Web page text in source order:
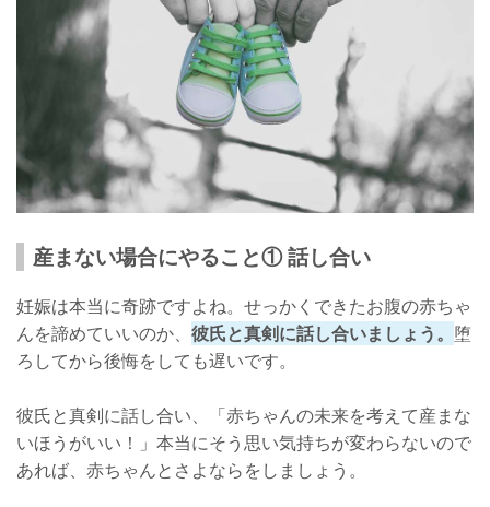
産まない場合にやること① 話し合い
妊娠は本当に奇跡ですよね。せっかくできたお腹の赤ちゃ
んを諦めていいのか、 彼氏と真剣に話し合いましょう。 堕
ろしてから後悔をしても遅いです。
彼氏と真剣に話し合い、「赤ちゃんの未来を考えて産まな
いほうがいい！」本当にそう思い気持ちが変わらないので
あれば、赤ちゃんとさよならをしましょう。